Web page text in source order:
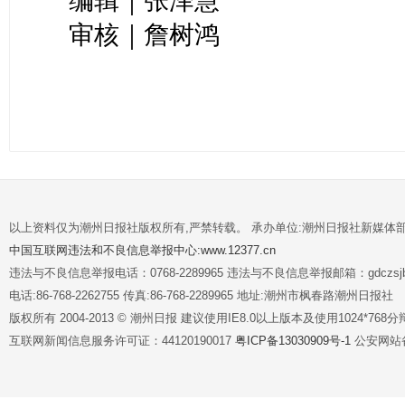
审核｜詹树鸿
以上资料仅为潮州日报社版权所有,严禁转载。 承办单位:潮州日报社新媒体
中国互联网违法和不良信息举报中心:www.12377.cn
违法与不良信息举报电话：0768-2289965 违法与不良信息举报邮箱：
电话:86-768-2262755 传真:86-768-2289965 地址:潮州市枫春路潮州日报社
版权所有 2004-2013 © 潮州日报 建议使用IE8.0以上版本及使用1024*768分
互联网新闻信息服务许可证：44120190017 粤ICP备13030909号-1 公安网站